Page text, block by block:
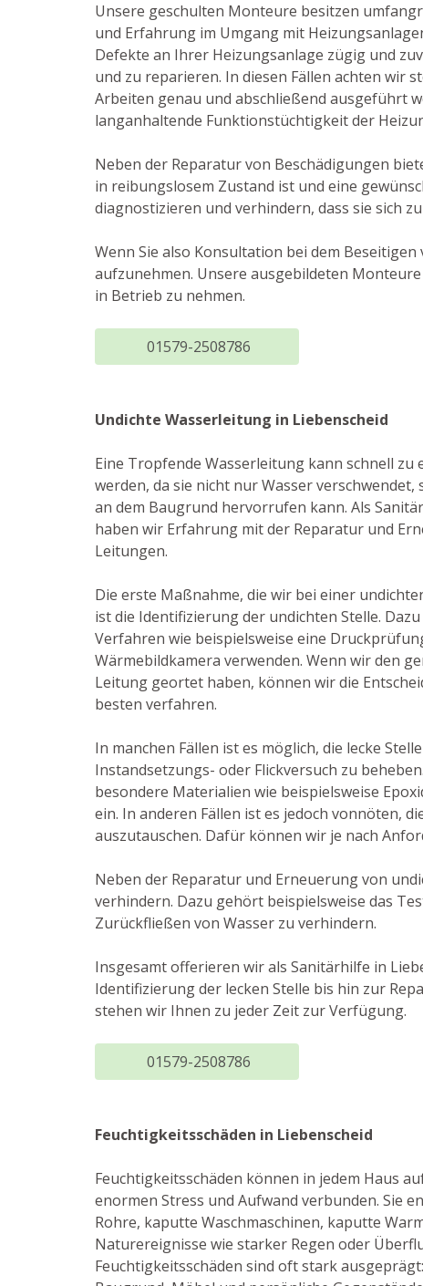
Unsere geschulten Monteure besitzen
und Erfahrung im Umgang mit
Defekte an Ihrer Heizungsanlage zügig und
und zu reparieren. In diesen Fällen achten wir
Arbeiten genau und abschließend ausgeführt
langanhaltende Funktionstüchtigkeit der
Neben der Reparatur von Beschädigungen
in reibungslosem Zustand ist und eine
diagnostizieren und verhindern, dass sie sich
Wenn Sie also Konsultation bei dem
aufzunehmen. Unsere ausgebildeten
in Betrieb zu nehmen.
01579-2508786
Undichte Wasserleitung in Liebenscheid
Eine Tropfende Wasserleitung kann schnell zu
werden, da sie nicht nur Wasser verschwendet,
an dem Baugrund hervorrufen kann. Als
haben wir Erfahrung mit der Reparatur und
Leitungen.
Die erste Maßnahme, die wir bei einer
ist die Identifizierung der undichten Stelle.
Verfahren wie beispielsweise eine
Wärmebildkamera verwenden. Wenn wir den
Leitung geortet haben, können wir die
besten verfahren.
In manchen Fällen ist es möglich, die lecke
Instandsetzungs- oder Flickversuch zu
besondere Materialien wie beispielsweise
ein. In anderen Fällen ist es jedoch vonnöten,
auszutauschen. Dafür können wir je nach
Neben der Reparatur und Erneuerung von
verhindern. Dazu gehört beispielsweise das
Zurückfließen von Wasser zu verhindern.
Insgesamt offerieren wir als Sanitärhilfe in
Identifizierung der lecken Stelle bis hin zur
stehen wir Ihnen zu jeder Zeit zur Verfügung.
01579-2508786
Feuchtigkeitsschäden in Liebenscheid
Feuchtigkeitsschäden können in jedem Haus
enormen Stress und Aufwand verbunden. Sie
Rohre, kaputte Waschmaschinen, kaputte
Naturereignisse wie starker Regen oder
Feuchtigkeitsschäden sind oft stark